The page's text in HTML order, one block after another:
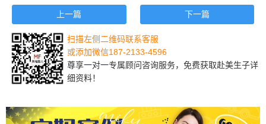
上一篇 下一篇
扫描左侧二维码联系客服
或添加微信187-2133-4596
尊享一对一专属顾问咨询服务，免费获取赴美生子详
细资料！